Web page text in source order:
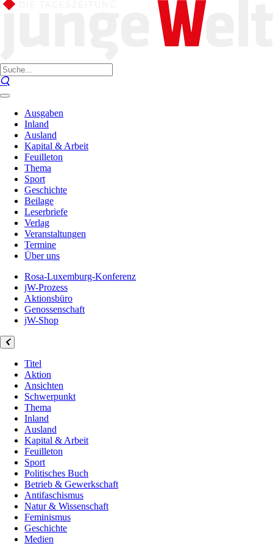
Ausgaben
Inland
Ausland
Kapital & Arbeit
Feuilleton
Thema
Sport
Geschichte
Beilage
Leserbriefe
Verlag
Veranstaltungen
Termine
Über uns
Rosa-Luxemburg-Konferenz
jW-Prozess
Aktionsbüro
Genossenschaft
jW-Shop
Titel
Aktion
Ansichten
Schwerpunkt
Thema
Inland
Ausland
Kapital & Arbeit
Feuilleton
Sport
Politisches Buch
Betrieb & Gewerkschaft
Antifaschismus
Natur & Wissenschaft
Feminismus
Geschichte
Medien